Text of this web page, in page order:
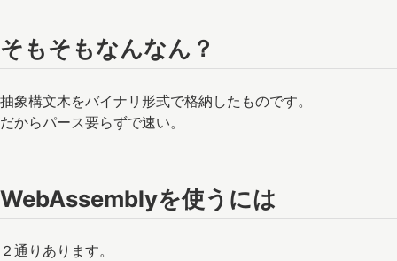
そもそもなんなん？
抽象構文木をバイナリ形式で格納したものです。
だからパース要らずで速い。
WebAssemblyを使うには
２通りあります。